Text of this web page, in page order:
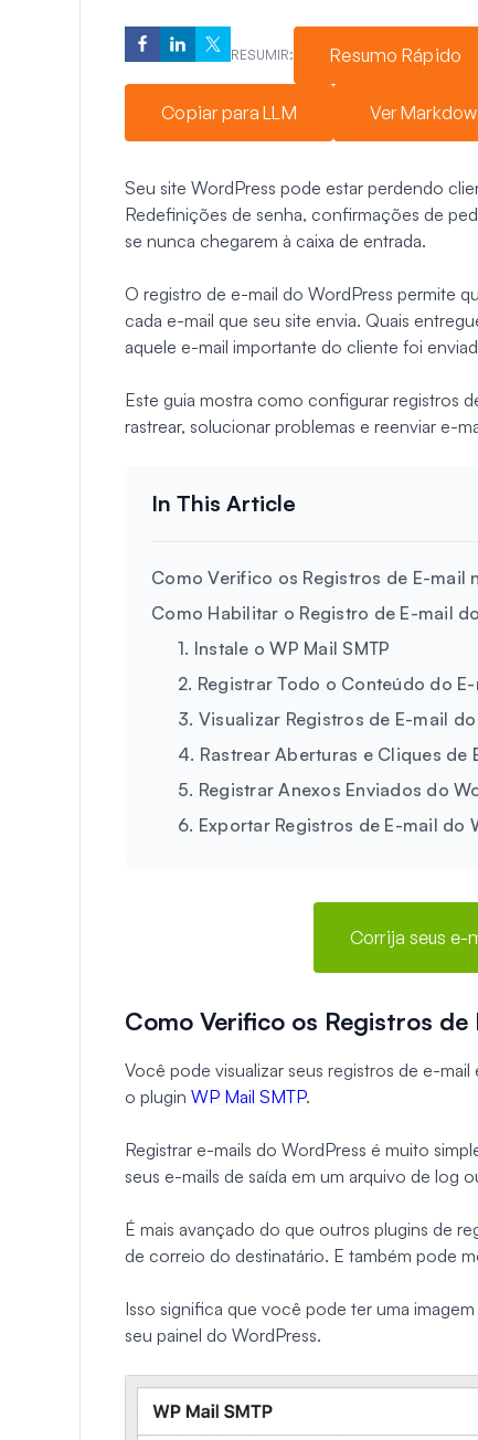
RESUMIR: Resumo Rápido
Copiar para LLM Ver
Seu site WordPress pode estar perdendo
Redefinições de senha, confirmações de
se nunca chegarem à caixa de entrada.
O registro de e-mail do WordPress permite
cada e-mail que seu site envia. Quais
aquele e-mail importante do cliente foi
Este guia mostra como configurar registros
rastrear, solucionar problemas e reenviar e-
Como Verifico os Registros de E-mail
Como Habilitar o Registro de E-mail
1. Instale o WP Mail SMTP
2. Registrar Todo o Conteúdo do
3. Visualizar Registros de E-mail
4. Rastrear Aberturas e Cliques de
5. Registrar Anexos Enviados do
6. Exportar Registros de E-mail do
Corrija seus e-
Como Verifico os Registros de
Você pode visualizar seus registros de e-
o plugin WP Mail SMTP.
Registrar e-mails do WordPress é muito
seus e-mails de saída em um arquivo de log
É mais avançado do que outros plugins de
de correio do destinatário. E também pode
Isso significa que você pode ter uma
seu painel do WordPress.